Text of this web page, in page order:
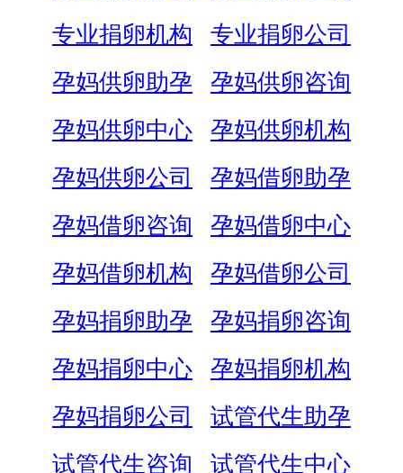
专业捐卵机构
专业捐卵公司
孕妈供卵助孕
孕妈供卵咨询
孕妈供卵中心
孕妈供卵机构
孕妈供卵公司
孕妈借卵助孕
孕妈借卵咨询
孕妈借卵中心
孕妈借卵机构
孕妈借卵公司
孕妈捐卵助孕
孕妈捐卵咨询
孕妈捐卵中心
孕妈捐卵机构
孕妈捐卵公司
试管代生助孕
试管代生咨询
试管代生中心